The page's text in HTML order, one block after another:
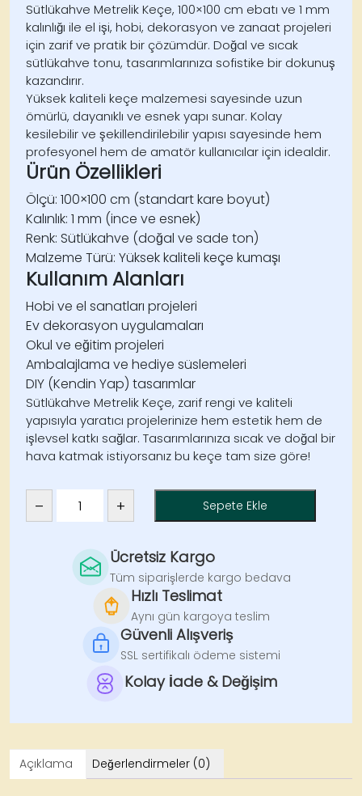
Sütlükahve Metrelik Keçe, 100×100 cm ebatı ve 1 mm
kalınlığı ile el işi, hobi, dekorasyon ve zanaat projeleri
için zarif ve pratik bir çözümdür. Doğal ve sıcak
sütlükahve tonu, tasarımlarınıza sofistike bir dokunuş
kazandırır.
Yüksek kaliteli keçe malzemesi sayesinde uzun
ömürlü, dayanıklı ve esnek yapı sunar. Kolay
kesilebilir ve şekillendirilebilir yapısı sayesinde hem
profesyonel hem de amatör kullanıcılar için idealdir.
Ürün Özellikleri
Ölçü: 100×100 cm (standart kare boyut)
Kalınlık: 1 mm (ince ve esnek)
Renk: Sütlükahve (doğal ve sade ton)
Malzeme Türü: Yüksek kaliteli keçe kumaşı
Kullanım Alanları
Hobi ve el sanatları projeleri
Ev dekorasyon uygulamaları
Okul ve eğitim projeleri
Ambalajlama ve hediye süslemeleri
DIY (Kendin Yap) tasarımlar
Sütlükahve Metrelik Keçe, zarif rengi ve kaliteli
yapısıyla yaratıcı projelerinize hem estetik hem de
işlevsel katkı sağlar. Tasarımlarınıza sıcak ve doğal bir
hava katmak istiyorsanız bu keçe tam size göre!
Sütlükahve
– + Sepete Ekle
Ücretsiz Kargo
Tüm siparişlerde kargo bedava
Hızlı Teslimat
Aynı gün kargoya teslim
Güvenli Alışveriş
SSL sertifikalı ödeme sistemi
Kolay İade & Değişim
Açıklama Değerlendirmeler (0)